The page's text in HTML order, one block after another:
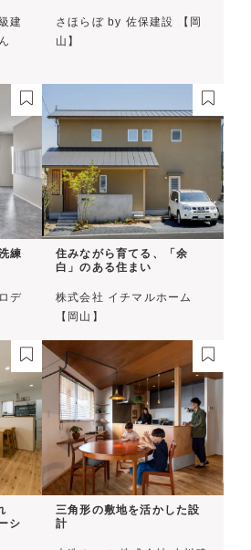
建
さほらぼ by 佐保建設 【岡
山】
練
デ
住みながら育てる、「余
白」のある住まい
株式会社 イチマルホーム
【岡山】
シ
三角形の敷地を活かした設
計